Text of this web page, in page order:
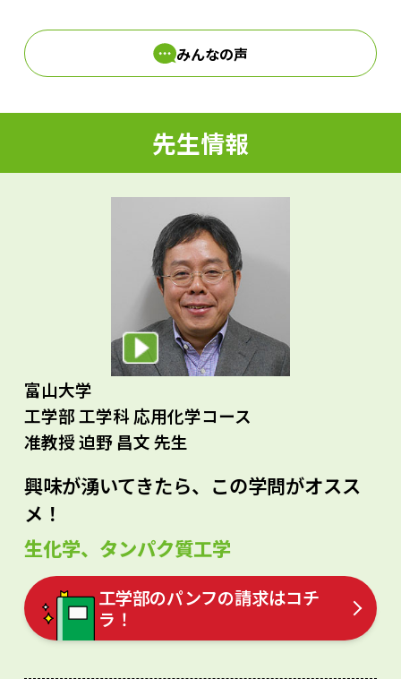
e
o
みんなの声
先生情報
富山大学
工学部 工学科 応用化学コース
准教授 迫野 昌文 先生
興味が湧いてきたら、この学問がオスス
メ！
生化学、タンパク質工学
工学部のパンフの請求はコチ
ラ！